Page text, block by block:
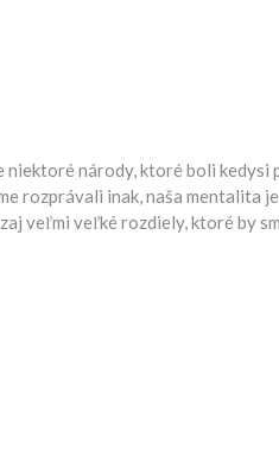
národy, ktoré boli kedysi
rozprávali inak, naša mentalita
veľmi veľké rozdiely, ktoré by